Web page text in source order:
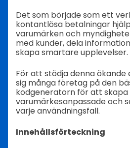
Det som började som ett
kontantlösa betalningar
varumärken och
med kunder, dela
skapa smartare upplevelser.
För att stödja denna
sig många företag på den
kodgeneratorn för att skapa
varumärkesanpassade och
varje användningsfall.
Innehållsförteckning